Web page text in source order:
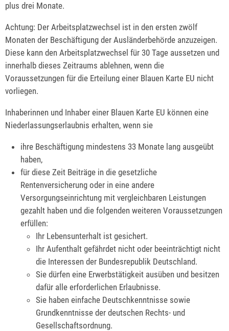
plus drei Monate.
Achtung: Der Arbeitsplatzwechsel ist in den ersten zwölf
Monaten der Beschäftigung der Ausländerbehörde anzuzeigen.
Diese kann den Arbeitsplatzwechsel für 30 Tage aussetzen und
innerhalb dieses Zeitraums ablehnen, wenn die
Voraussetzungen für die Erteilung einer Blauen Karte EU nicht
vorliegen.
Inhaberinnen und Inhaber einer Blauen Karte EU können eine
Niederlassungserlaubnis erhalten, wenn sie
ihre Beschäftigung mindestens 33 Monate lang ausgeübt
haben,
für diese Zeit Beiträge in die gesetzliche
Rentenversicherung oder in eine andere
Versorgungseinrichtung mit vergleichbaren Leistungen
gezahlt haben und die folgenden weiteren Voraussetzungen
erfüllen:
Ihr Lebensunterhalt ist gesichert.
Ihr Aufenthalt gefährdet nicht oder beeinträchtigt nicht
die Interessen der Bundesrepublik Deutschland.
Sie dürfen eine Erwerbstätigkeit ausüben und besitzen
dafür alle erforderlichen Erlaubnisse.
Sie haben einfache Deutschkenntnisse sowie
Grundkenntnisse der deutschen Rechts- und
Gesellschaftsordnung.